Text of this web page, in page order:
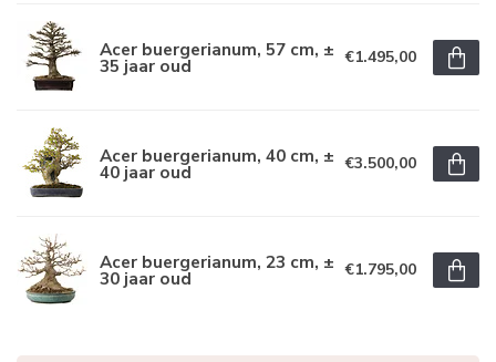
Acer buergerianum, 57 cm, ±
35 jaar oud €1.495,00
Acer buergerianum, 40 cm, ±
40 jaar oud €3.500,00
Acer buergerianum, 23 cm, ±
30 jaar oud €1.795,00